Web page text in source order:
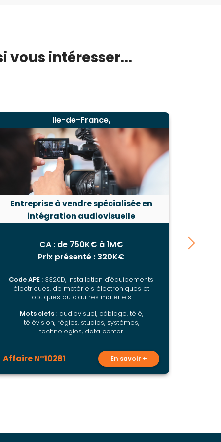
vous intéresser...
Ile-de-France,
Entreprise à vendre spécialisée en
intégration audiovisuelle
CA : de 750K€ à 1M€
Prix présenté : 320K€
Code APE : 3320D, Installation d'équipements
électriques, de matériels électroniques et
optiques ou d'autres matériels
Mots clefs: audiovisuel, câblage, télé,
télévision, régies, studios, systèmes,
technologies, data center
Affaire N°10281 En savoir +